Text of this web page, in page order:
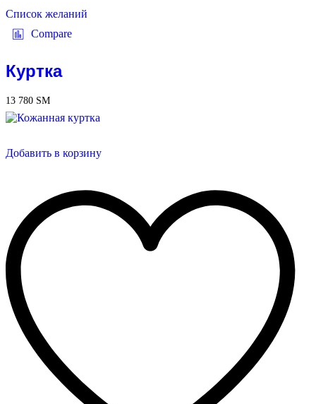
Список желаний
Compare
Куртка
13 780 ЅМ
Добавить в корзину